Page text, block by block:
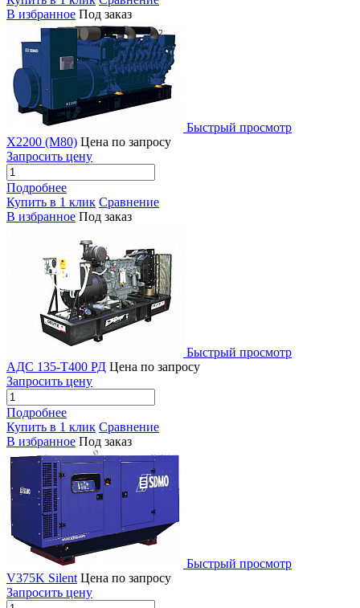
В избранное Под заказ
Быстрый просмотр
X2200 (M80) Цена по запросу
Запросить цену
Подробнее
Купить в 1 клик Сравнение
В избранное Под заказ
Быстрый просмотр
АДС 135-Т400 РД Цена по запросу
Запросить цену
Подробнее
Купить в 1 клик Сравнение
В избранное Под заказ
Быстрый просмотр
V375K Silent Цена по запросу
Запросить цену